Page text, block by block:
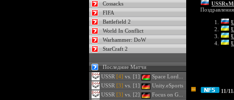
Cossacks
FIFA
Battlefield 2
World In Conflict
Warhammer: DoW
StarCraft 2
Последние Матчи
USSR [4] vs. [1]
Space Lord...
USSR [3] vs. [1]
Unity.eSports
USSR [3] vs. [2]
Focus on G...
11/